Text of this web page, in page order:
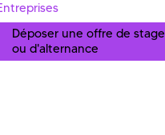
Déposer une offre de stage
ou d'alternance